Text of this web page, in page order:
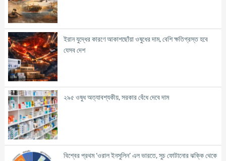
ইরান যুদ্ধের কারণে আকাশছোঁয়া ওষুধের দাম, বেশি ক্ষতিগ্রস্ত হবে
যেসব দেশ
২৯৫ ওষুধ অত্যাবশ্যকীয়, সরকার বেঁধে দেবে দাম
বিশ্বের প্রথম ‘ওরাল ইনসুলিন’ এল ভারতে, সুচ ফোটানোর ঝক্কি থেকে